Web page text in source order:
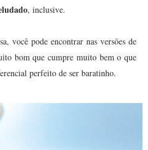
, inclusive.
você pode encontrar nas versões de
bom que cumpre muito bem o que
perfeito de ser baratinho.